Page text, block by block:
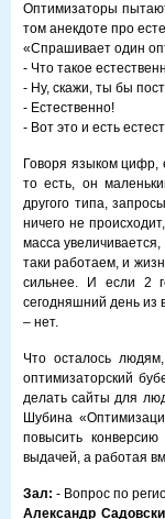
Оптимизаторы
том анекдоте про
«Спрашивает один
- Что такое
- Ну, скажи, ты бы
- Естественно!
- Вот это и есть
Говоря языком цифр,
то есть, он
другого типа,
ничего не
масса
таки работаем, и
сильнее. И если 2
сегодняшний день из
– нет.
Что осталось
оптимизаторский
делать сайты для
Шубина
повысить
выдачей, а работая
Зал: - Вопрос по
Александр